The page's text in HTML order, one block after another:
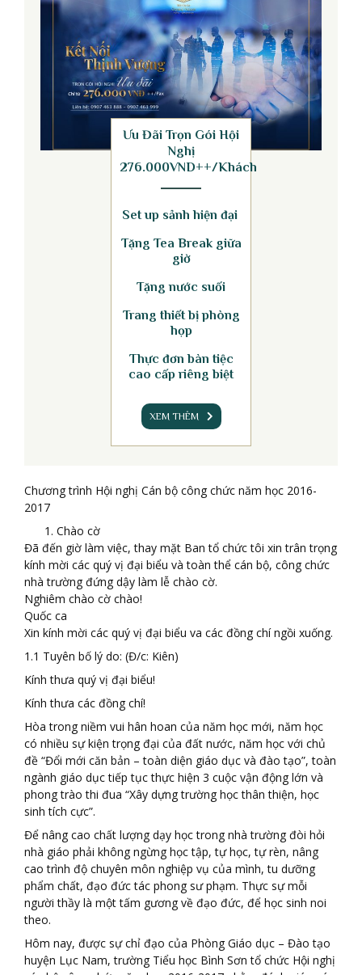
Ưu Đãi Trọn Gói Hội
Nghị
276.000VND++/Khách
Set up sảnh hiện đại
Tặng Tea Break giữa
giờ
Tặng nước suối
Trang thiết bị phòng
họp
Thực đơn bàn tiệc
cao cấp riêng biệt
XEM THÊM
Chương trình Hội nghị Cán bộ công chức năm học 2016-
2017
Chào cờ
Đã đến giờ làm việc, thay mặt Ban tổ chức tôi xin trân trọng
kính mời các quý vị đại biểu và toàn thể cán bộ, công chức
nhà trường đứng dậy làm lễ chào cờ.
Nghiêm chào cờ chào!
Quốc ca
Xin kính mời các quý vị đại biểu va các đồng chí ngồi xuống.
1.1 Tuyên bố lý do: (Đ/c: Kiên)
Kính thưa quý vị đại biểu!
Kính thưa các đồng chí!
Hòa trong niềm vui hân hoan của năm học mới, năm học
có nhiều sự kiện trọng đại của đất nước, năm học với chủ
đề “Đổi mới căn bản – toàn diện giáo dục và đào tạo”, toàn
ngành giáo dục tiếp tục thực hiện 3 cuộc vận động lớn và
phong trào thi đua “Xây dựng trường học thân thiện, học
sinh tích cực”.
Để nâng cao chất lượng dạy học trong nhà trường đòi hỏi
nhà giáo phải không ngừng học tập, tự học, tự rèn, nâng
cao trình độ chuyên môn nghiệp vụ của mình, tu dưỡng
phẩm chất, đạo đức tác phong sư phạm. Thực sự mỗi
người thầy là một tấm gương về đạo đức, để học sinh noi
theo.
Hôm nay, được sự chỉ đạo của Phòng Giáo dục – Đào tạo
huyện Lục Nam, trường Tiểu học Bình Sơn tổ chức Hội nghị